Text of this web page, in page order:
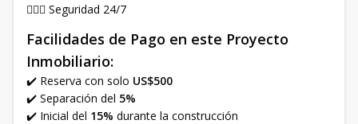
👮🏽‍♂️ Seguridad 24/7
Facilidades de Pago en este Proyecto
Inmobiliario:
✔️ Reserva con solo US$500
✔️ Separación del 5%
✔️ Inicial del 15% durante la construcción